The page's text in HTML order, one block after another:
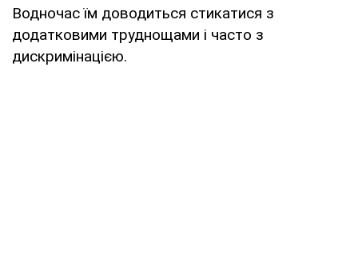
Водночас їм доводиться стикатися з
додатковими труднощами і часто з
дискримінацією.